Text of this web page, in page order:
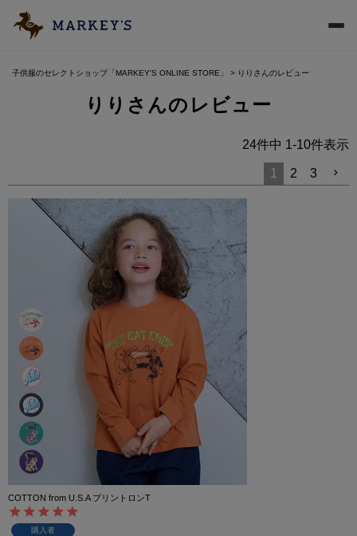
子供服のセレクトショップ「MARKEY'S ONLINE STORE」 りりさんのレビュー
りりさんのレビュー
24件中 1-10件表示
1 2 3
COTTON from U.S.A プリントロンT
購入者